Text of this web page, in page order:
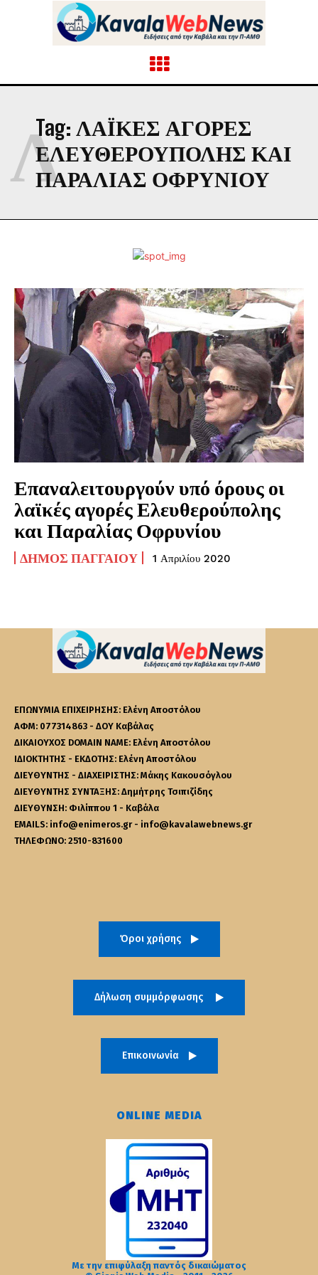
Tag: ΛΑΪΚΈΣ ΑΓΟΡΈΣ
ΕΛΕΥΘΕΡΟΎΠΟΛΗΣ ΚΑΙ
ΠΑΡΑΛΊΑΣ ΟΦΡΥΝΊΟΥ
Λ
Επαναλειτουργούν υπό όρους οι
λαϊκές αγορές Ελευθερούπολης
και Παραλίας Οφρυνίου
ΔΉΜΟΣ ΠΑΓΓΑΊΟΥ 1 Απριλίου 2020
ΕΠΩΝΥΜΙΑ ΕΠΙΧΕΙΡΗΣΗΣ: Ελένη Αποστόλου
ΑΦΜ: 077314863 - ΔΟΥ Καβάλας
ΔΙΚΑΙΟΥΧΟΣ DOMAIN NAME: Ελένη Αποστόλου
ΙΔΙΟΚΤΗΤΗΣ - ΕΚΔΟΤΗΣ: Ελένη Αποστόλου
ΔΙΕΥΘΥΝΤΗΣ - ΔΙΑΧΕΙΡΙΣΤΗΣ: Μάκης Κακουσόγλου
ΔΙΕΥΘΥΝΤΗΣ ΣΥΝΤΑΞΗΣ: Δημήτρης Τσιπιζίδης
ΔΙΕΥΘΥΝΣΗ: Φιλίππου 1 - Καβάλα
EMAILS: info@enimeros.gr - info@kavalawebnews.gr
ΤΗΛΕΦΩΝΟ: 2510-831600
Όροι χρήσης
Δήλωση συμμόρφωσης
Επικοινωνία
ONLINE MEDIA
Με την επιφύλαξη παντός δικαιώματος